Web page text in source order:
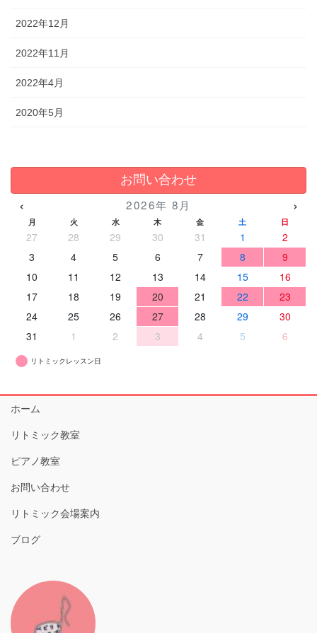
2022年12月
2022年11月
2022年4月
2020年5月
お問い合わせ
‹ 2026年 8月 ›
月 火 水 木 金 土 日
27 28 29 30 31 1
2
3
4 5 6 7 8
9
10
11 12 13 14 15
16
17
18 19 20 21 22
23
24
25 26 27 28 29
30
31
1 2 3 4 5 6
リトミックレッスン日
ホーム
リトミック教室
ピアノ教室
お問い合わせ
リトミック会場案内
ブログ